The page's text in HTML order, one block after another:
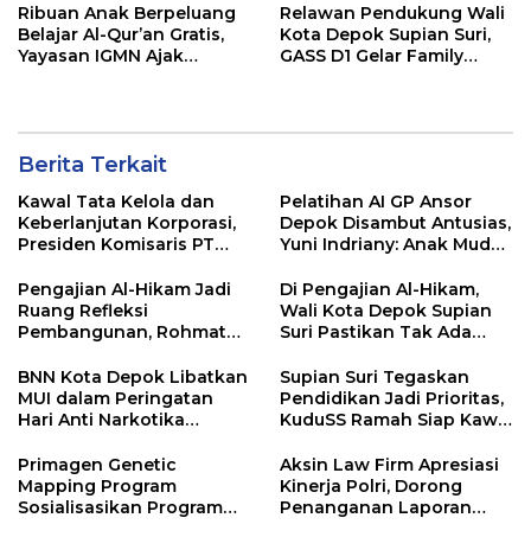
Ribuan Anak Berpeluang
Belajar Al-Qur’an Gratis,
Yayasan IGMN Ajak
Relawan Pendukung Wali
Kota Depok Supian Suri,
GASS D1 Gelar Family
Berita Terkait
Kawal Tata Kelola dan
Keberlanjutan Korporasi,
Presiden Komisaris PT
Langkah Menuju Pasar
Global
Pelatihan AI GP Ansor
Depok Disambut Antusias,
Yuni Indriany: Anak Muda
Teknologi
Pengajian Al-Hikam Jadi
Ruang Refleksi
Pembangunan, Rohmat
Secara Utuh
Di Pengajian Al-Hikam,
Wali Kota Depok Supian
Suri Pastikan Tak Ada
BNN Kota Depok Libatkan
MUI dalam Peringatan
Hari Anti Narkotika
Rohmat Rospari:
Pencegahan Dimulai dari
Keluarga
Supian Suri Tegaskan
Pendidikan Jadi Prioritas,
KuduSS Ramah Siap Kawal
Pemkot Depok
Primagen Genetic
Mapping Program
Sosialisasikan Program
Aksin Law Firm Apresiasi
Kinerja Polri, Dorong
Penanganan Laporan